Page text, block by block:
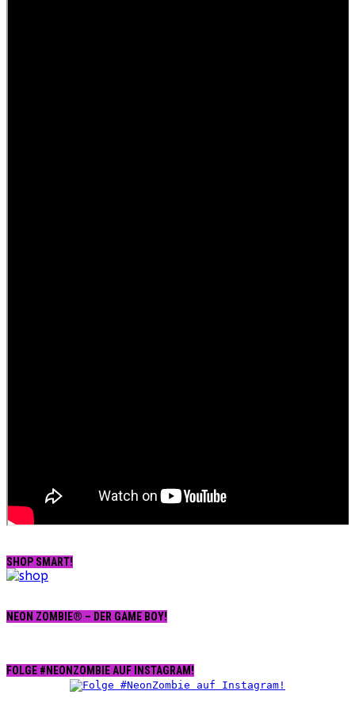
SHOP SMART!
NEON ZOMBIE® – DER GAME BOY!
FOLGE #NEONZOMBIE AUF INSTAGRAM!